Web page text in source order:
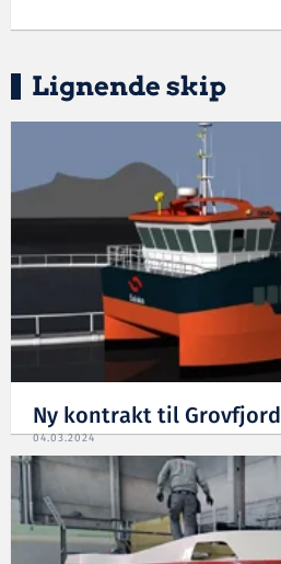
Lignende skip
Ny kontrakt til Grovfjord
04.03.2024